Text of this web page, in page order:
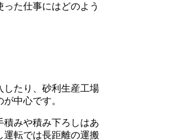
た仕事にはどのよう
したり、砂利生産工場
中心です。
みや積み下ろしはあ
運転では長距離の運搬